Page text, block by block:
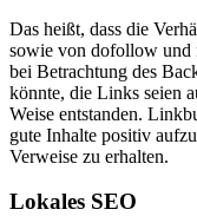
Das heißt, dass die
sowie von dofollow und
bei Betrachtung des
könnte, die Links seien
Weise entstanden.
gute Inhalte positiv
Verweise zu erhalten.
Lokales SEO